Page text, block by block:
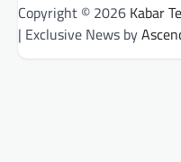
Copyright © 2026 Kabar
| Exclusive News by